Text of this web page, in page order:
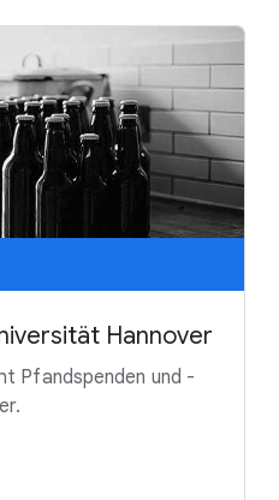
Hannover
Pfandspenden und -